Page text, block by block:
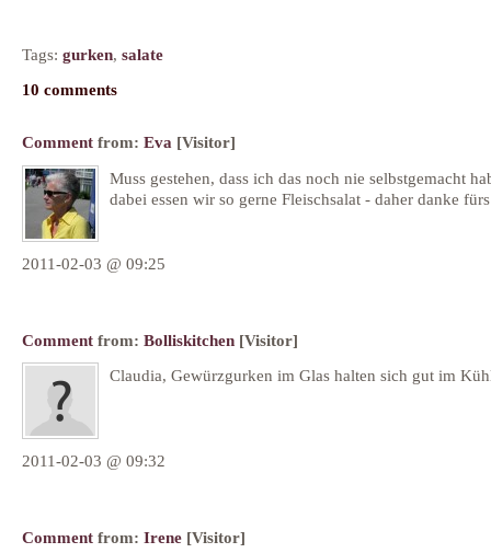
Tags: gurken, salate
10 comments
Comment from: Eva [Visitor]
Muss gestehen, dass ich das noch nie selbstgemacht
dabei essen wir so gerne Fleischsalat - daher danke
2011-02-03 @ 09:25
Comment from: Bolliskitchen [Visitor]
Claudia, Gewürzgurken im Glas halten sich gut im
2011-02-03 @ 09:32
Comment from: Irene [Visitor]